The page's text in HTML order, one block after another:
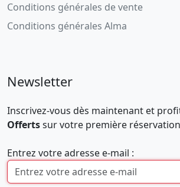
Conditions générales de vente
Conditions générales Alma
Newsletter
Inscrivez-vous dès maintenant et
Offertssur votre première
Entrez votre adresse e-mail :